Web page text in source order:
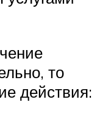
то
действия: